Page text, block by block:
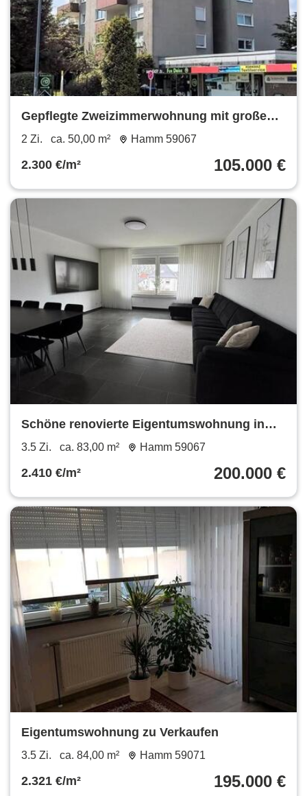
Gepflegte Zweizimmerwohnung mit großen
Balkon
2 Zi. ca. 50,00 m² Hamm 59067
2.300 €/m² 105.000 €
Schöne renovierte Eigentumswohnung in
aktraktiver Lage
3.5 Zi. ca. 83,00 m² Hamm 59067
2.410 €/m² 200.000 €
Eigentumswohnung zu Verkaufen
3.5 Zi. ca. 84,00 m² Hamm 59071
2.321 €/m² 195.000 €